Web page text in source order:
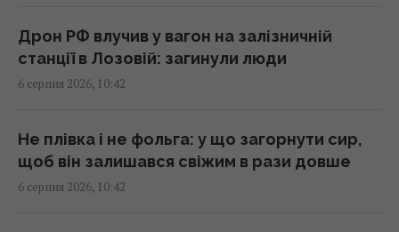
10:42 четвер, 06 серпня 2026
Мозгова пояснила, чому не їде з України під
10:33 четвер, 06 серпня 2026
Другий урожай до холодів гарантовано:
Дрон РФ влучив у вагон на залізничній
станції в Лозовій: загинули люди
6 серпня 2026, 10:42
Не плівка і не фольга: у що загорнути сир,
щоб він залишався свіжим в рази довше
6 серпня 2026, 10:42